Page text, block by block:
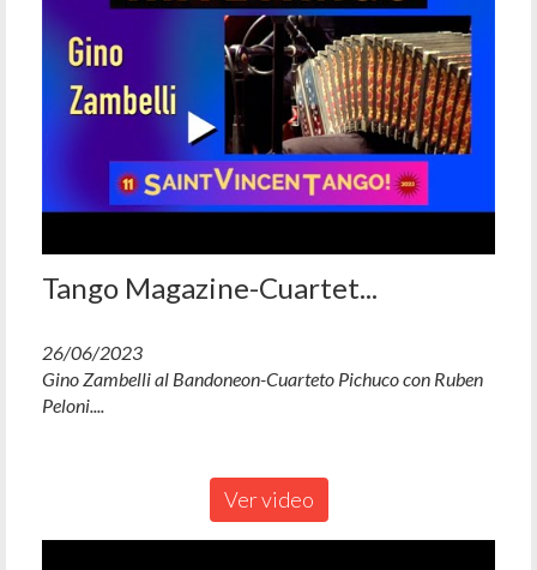
Tango Magazine-Cuartet...
26/06/2023
Gino Zambelli al Bandoneon-Cuarteto Pichuco con Ruben
Peloni....
Ver video